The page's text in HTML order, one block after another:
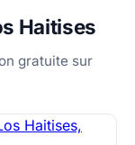
Haitises
gratuite sur